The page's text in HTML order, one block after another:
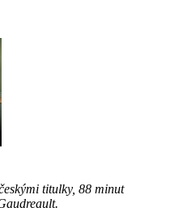
titulky, 88 minut